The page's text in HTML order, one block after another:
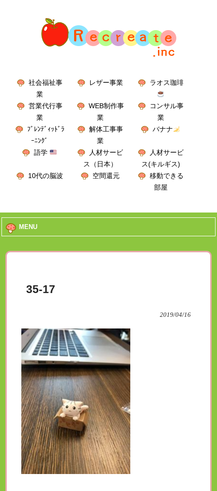
社会福祉事
業
レザー事業 ラオス珈琲
営業代行事
業
WEB制作事
業
コンサル事
業
ﾌﾞﾚﾝﾃﾞｨｯﾄﾞﾗ
ｰﾆﾝｸﾞ
解体工事事
業
バナナ
語学
人材サービ
ス（日本）
人材サービ
ス(キルギス)
10代の脳波
空間還元
移動できる
部屋
MENU
35-17
2019/04/16